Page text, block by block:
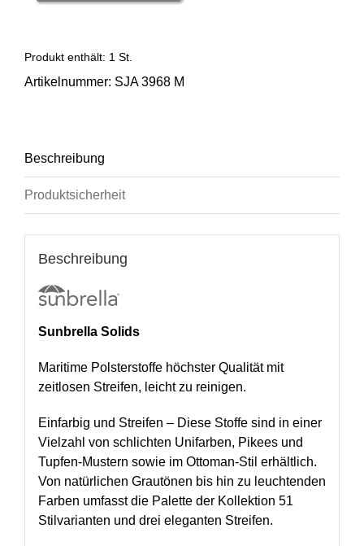
Produkt enthält: 1 St.
Artikelnummer: SJA 3968 M
Beschreibung
Produktsicherheit
Beschreibung
Sunbrella Solids
Maritime Polsterstoffe höchster Qualität mit
zeitlosen Streifen, leicht zu reinigen.
Einfarbig und Streifen – Diese Stoffe sind in einer
Vielzahl von schlichten Unifarben, Pikees und
Tupfen-Mustern sowie im Ottoman-Stil erhältlich.
Von natürlichen Grautönen bis hin zu leuchtenden
Farben umfasst die Palette der Kollektion 51
Stilvarianten und drei eleganten Streifen.